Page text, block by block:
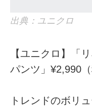
出典：ユニクロ
【ユニクロ】「
パンツ」¥2,990
トレンドのボリ